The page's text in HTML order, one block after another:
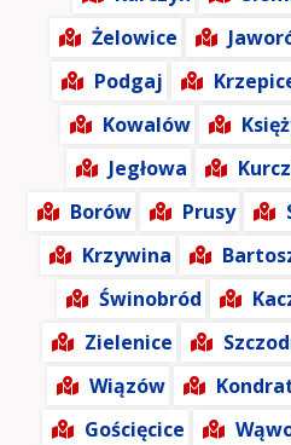
Żelowice
Podgaj
Kowalów
Jegłowa
Borów
Prusy
Krzywina
Świnobród
Zielenice
Wiązów
Gościęcice